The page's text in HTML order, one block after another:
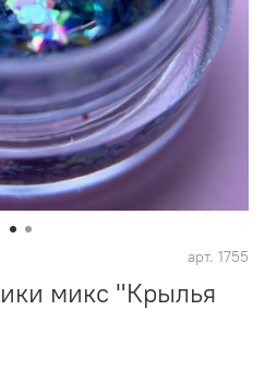
арт. 1755
микс "Крылья